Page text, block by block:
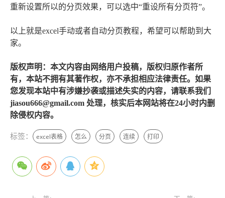
重新设置所以的分页效果，可以选中“重设所有分页符”。
以上就是excel手动或者自动分页教程，希望可以帮助到大
家。
版权声明：本文内容由网络用户投稿，版权归原作者所
有，本站不拥有其著作权，亦不承担相应法律责任。如果
您发现本站中有涉嫌抄袭或描述失实的内容，请联系我们
jiasou666@gmail.com 处理，核实后本网站将在24小时内删
除侵权内容。
标签： excel表格 怎么 分页 连续 打印